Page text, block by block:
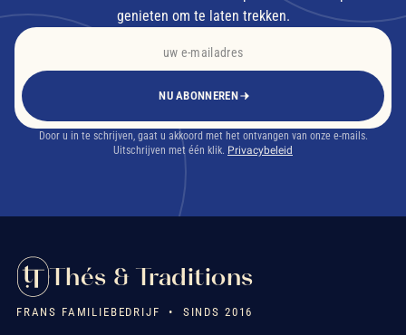
genieten om te laten trekken.
NU ABONNEREN
Door u in te schrijven, gaat u akkoord met het ontvangen van onze e-mails.
Uitschrijven met één klik. Privacybeleid
Thés & Traditions
FRANS FAMILIEBEDRIJF • SINDS 2016